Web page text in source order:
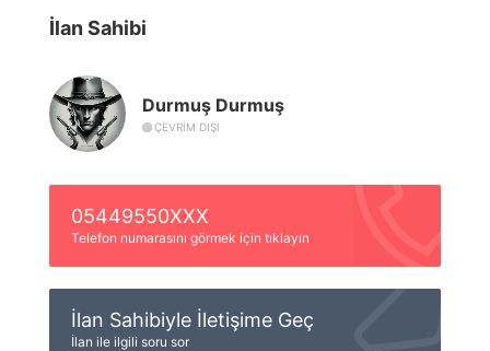
İlan Sahibi
Durmuş Durmuş
ÇEVRIM DIŞI
05449550XXX
Telefon numarasını görmek için tıklayın
İlan Sahibiyle İletişime Geç
İlan ile ilgili soru sor